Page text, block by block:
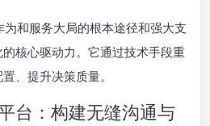
和服务大局的根本途径和强大支
核心驱动力。它通过技术手段重
、提升决策质量。
台：构建无缝沟通与